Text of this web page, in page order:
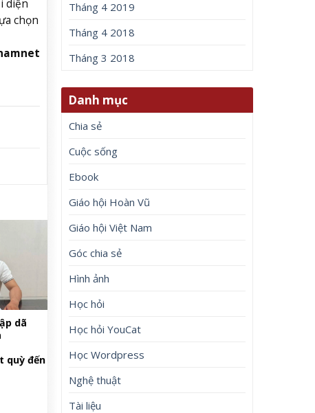
diện
chọn
dã
quỳ đến
Tháng 4 2019
Tháng 4 2018
Tháng 3 2018
Danh mục
Chia sẻ
Cuộc sống
Ebook
Giáo hội Hoàn Vũ
Giáo hội Việt Nam
Góc chia sẻ
Hình ảnh
Học hỏi
Học hỏi YouCat
Học Wordpress
Nghệ thuật
Tài liệu